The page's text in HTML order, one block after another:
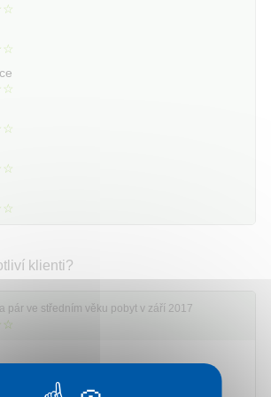
klienti?
pár ve středním věku pobyt v září 2017
v ceně, bohaté snídaně.